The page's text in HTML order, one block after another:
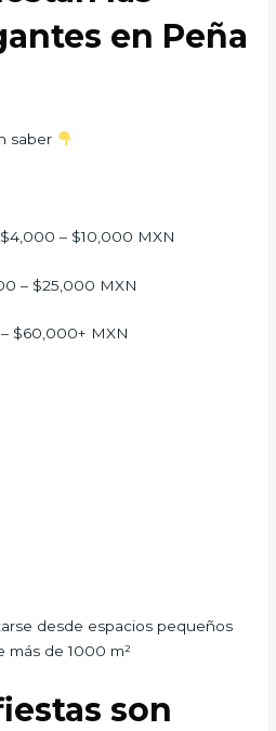
en Peña
saber
– $10,000 MXN
– $25,000 MXN
$60,000+ MXN
desde espacios pequeños
más de 1000 m²
son